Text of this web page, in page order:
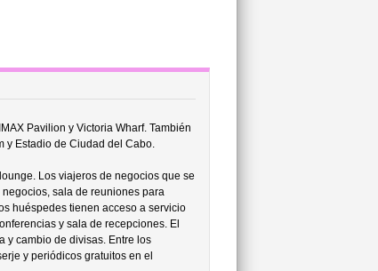
Pavilion y Victoria Wharf. También
y Estadio de Ciudad del Cabo.
Los viajeros de negocios que se
sala de reuniones para
huéspedes tienen acceso a servicio
y sala de recepciones. El
y cambio de divisas. Entre los
y periódicos gratuitos en el